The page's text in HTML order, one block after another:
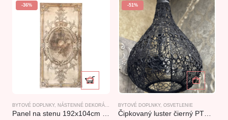
-36%
BYTOVÉ DOPLNKY, NÁSTENNÉ DEKORÁCIE
Panel na stenu 192x104cm PTMD collection
-51%
BYTOVÉ DOPLNKY, OSVETLENIE
Čipkovaný luster čierný PTMD collection